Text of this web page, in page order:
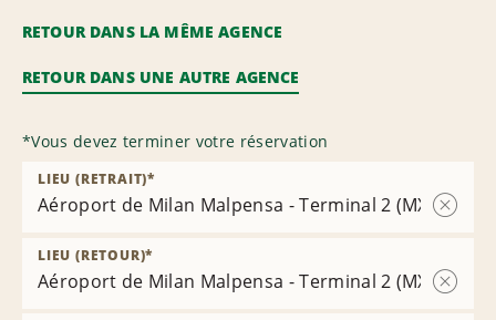
RETOUR DANS LA MÊME AGENCE
RETOUR DANS UNE AUTRE AGENCE
*Vous devez terminer votre réservation
Aéroport de Milan Malpensa - Terminal 2 (MXP)
LIEU (RETRAIT)*
Aéroport de Milan Malpensa - Terminal 2 (MXP)
LIEU (RETOUR)*